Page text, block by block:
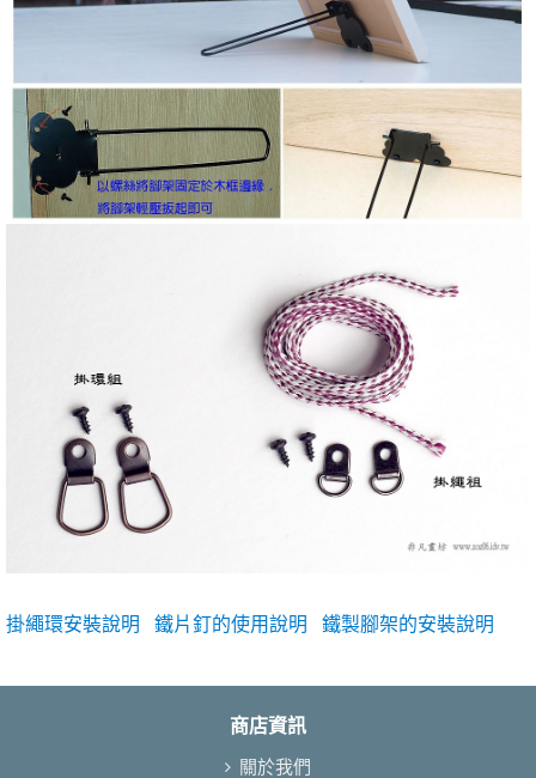
掛繩環安裝說明 鐵片釘的使用說明 鐵製腳架的安裝說明
商店資訊
關於我們